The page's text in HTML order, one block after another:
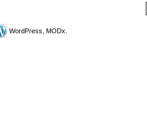
WordPress, MODx.